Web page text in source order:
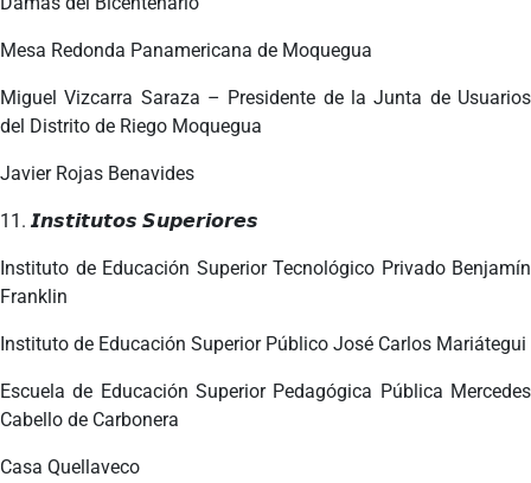
Mesa Redonda Panamericana de Moquegua
Miguel Vizcarra Saraza – Presidente de la Junta de Usuarios
del Distrito de Riego Moquegua
Javier Rojas Benavides
11. 𝙄𝙣𝙨𝙩𝙞𝙩𝙪𝙩𝙤𝙨 𝙎𝙪𝙥𝙚𝙧𝙞𝙤𝙧𝙚𝙨
Instituto de Educación Superior Tecnológico Privado Benjamín
Franklin
Instituto de Educación Superior Público José Carlos Mariátegui
Escuela de Educación Superior Pedagógica Pública Mercedes
Cabello de Carbonera
Casa Quellaveco